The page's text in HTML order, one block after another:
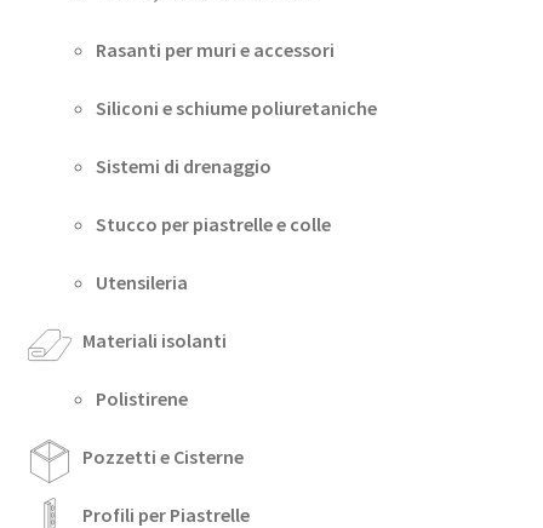
Rasanti per muri e accessori
Siliconi e schiume poliuretaniche
Sistemi di drenaggio
Stucco per piastrelle e colle
Utensileria
Materiali isolanti
Polistirene
Pozzetti e Cisterne
Profili per Piastrelle